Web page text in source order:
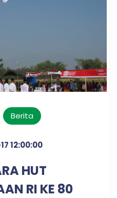
Berita
12:00:00
HUT
RI KE 80